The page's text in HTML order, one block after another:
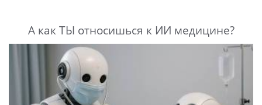
А как ТЫ относишься к ИИ медицине?